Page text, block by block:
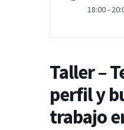
18:00 -
Taller –
perfil y
trabajo